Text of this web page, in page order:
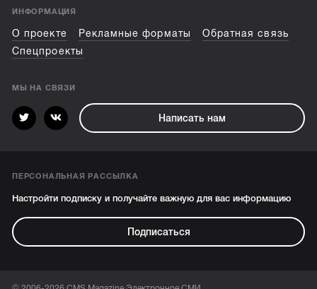
ИНФОРМАЦИЯ
О проекте Рекламные форматы
Обратная связь
Спецпроекты
МЫ НА СВЯЗИ
Написать нам
ПЕРСОНАЛЬНАЯ РАССЫЛКА
Настройти подписку и получайте важную для вас информацию
Подписаться